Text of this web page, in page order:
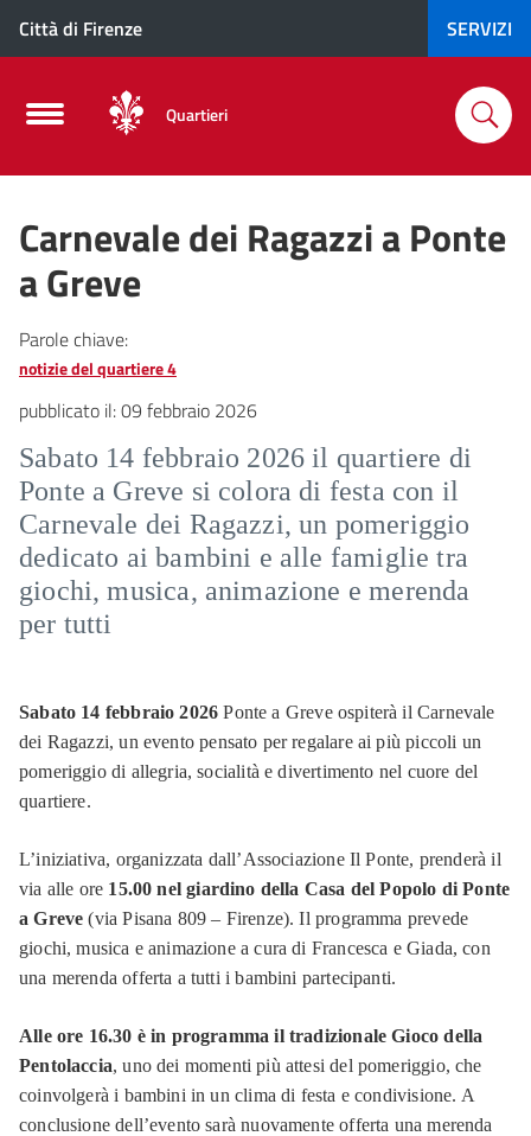
Città di Firenze SERVIZI
Quartieri
Carnevale dei Ragazzi a Ponte
a Greve
Parole chiave:
notizie del quartiere 4
pubblicato il:09 febbraio 2026
Sabato 14 febbraio 2026 il quartiere di
Ponte a Greve si colora di festa con il
Carnevale dei Ragazzi, un pomeriggio
dedicato ai bambini e alle famiglie tra
giochi, musica, animazione e merenda
per tutti
Sabato 14 febbraio 2026 Ponte a Greve ospiterà ilCarnevale
dei Ragazzi, un evento pensato per regalare ai più piccoli un
pomeriggio di allegria, socialità e divertimento nel cuore del
quartiere.
L’iniziativa, organizzata dall’Associazione Il Ponte, prenderà il
via alle ore 15.00 nel giardino della Casa del Popolo di Ponte
a Greve (via Pisana 809 – Firenze). Il programma prevede
giochi, musica e animazione a cura di Francesca e Giada, con
una merenda offerta a tutti i bambini partecipanti.
Alle ore 16.30 è in programma il tradizionaleGioco della
Pentolaccia, uno dei momenti più attesi del pomeriggio, che
coinvolgerà i bambini in un clima di festa e condivisione. A
conclusione dell’evento sarà nuovamente offerta una merenda